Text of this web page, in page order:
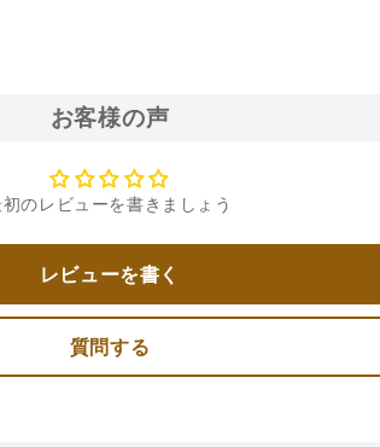
お客様の声
のレビューを書きましょう
レビューを書く
質問する